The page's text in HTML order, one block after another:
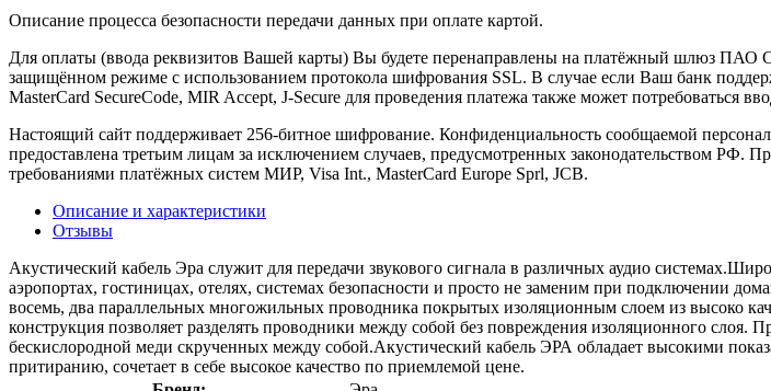
Описание процесса безопасности передачи данных при оплате картой.
Для оплаты (ввода реквизитов Вашей карты) Вы будете перенаправлены на платёжный шлюз
защищённом режиме с использованием протокола шифрования SSL. В случае если Ваш банк
MasterCard SecureCode, MIR Accept, J-Secure для проведения платежа также может потребоваться
Настоящий сайт поддерживает 256-битное шифрование. Конфиденциальность сообщаемой
предоставлена третьим лицам за исключением случаев, предусмотренных законодательством РФ.
требованиями платёжных систем МИР, Visa Int., MasterCard Europe Sprl, JCB.
Описание и характеристики
Отзывы
Акустический кабель Эра служит для передачи звукового сигнала в различных аудио
аэропортах, гостиницах, отелях, системах безопасности и просто не заменим при подключении
восемь, два параллельных многожильных проводника покрытых изоляционным слоем из высоко
конструкция позволяет разделять проводники между собой без повреждения изоляционного
бескислородной меди скрученных между собой.Акустический кабель ЭРА обладает высокими
притиранию, сочетает в себе высокое качество по приемлемой цене.